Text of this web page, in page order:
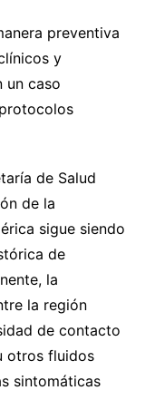
preventiva
y
un caso
de Salud
de la
sigue siendo
de
la
la región
de contacto
otros fluidos
sintomáticas